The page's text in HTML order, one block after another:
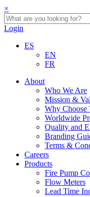
×
Login
ES
EN
FR
About
Who We Are
Mission &
Why Choose
Worldwide
Quality and
Branding
Terms &
Careers
Products
Fire Pump
Flow Meters
Lead Time